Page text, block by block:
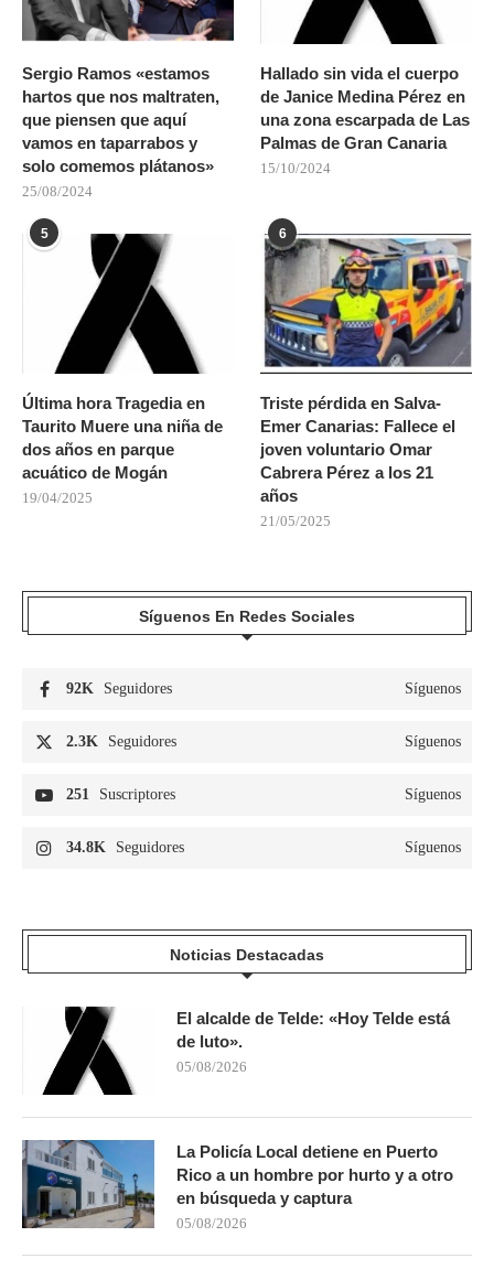
Sergio Ramos «estamos
hartos que nos maltraten,
que piensen que aquí
vamos en taparrabos y
solo comemos plátanos»
25/08/2024
Hallado sin vida el cuerpo
de Janice Medina Pérez en
una zona escarpada de Las
Palmas de Gran Canaria
15/10/2024
5
Última hora Tragedia en
Taurito Muere una niña de
dos años en parque
acuático de Mogán
19/04/2025
6
Triste pérdida en Salva-
Emer Canarias: Fallece el
joven voluntario Omar
Cabrera Pérez a los 21
años
21/05/2025
Síguenos En Redes Sociales
92K Seguidores Síguenos
2.3K Seguidores Síguenos
251 Suscriptores Síguenos
34.8K Seguidores Síguenos
Noticias Destacadas
El alcalde de Telde: «Hoy Telde está
de luto».
05/08/2026
La Policía Local detiene en Puerto
Rico a un hombre por hurto y a otro
en búsqueda y captura
05/08/2026